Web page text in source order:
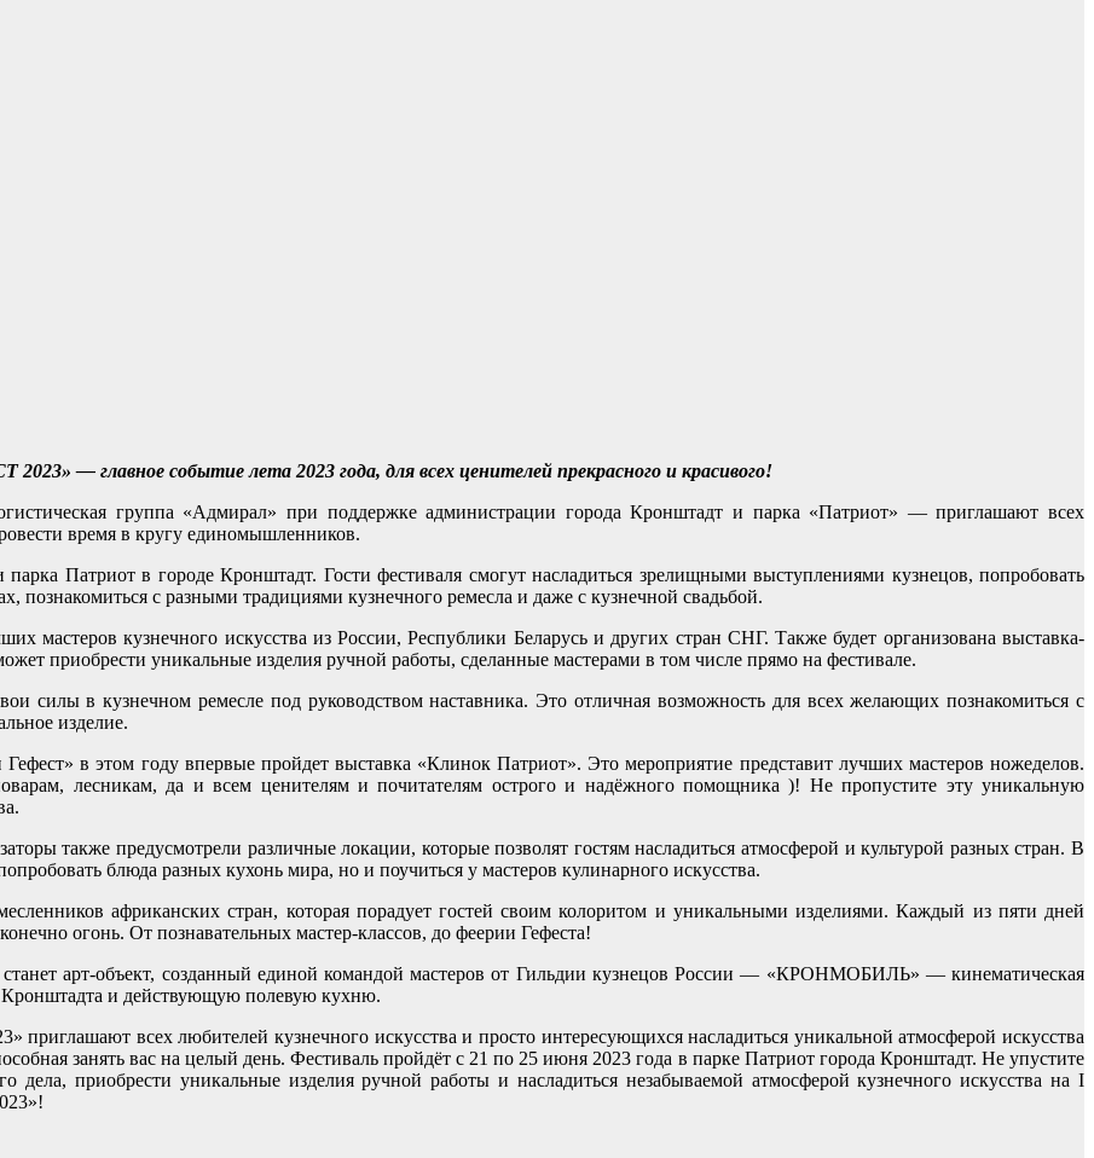
2023» — главное событие лета 2023 года, для всех ценителей прекрасного и красивого!
группа «Адмирал» при поддержке администрации города Кронштадт и парка «Патриот» — приглашают всех
время в кругу единомышленников.
Патриот в городе Кронштадт. Гости фестиваля смогут насладиться зрелищными выступлениями кузнецов, попробовать
познакомиться с разными традициями кузнечного ремесла и даже с кузнечной свадьбой.
мастеров кузнечного искусства из России, Республики Беларусь и других стран СНГ. Также будет организована выставка-
приобрести уникальные изделия ручной работы, сделанные мастерами в том числе прямо на фестивале.
силы в кузнечном ремесле под руководством наставника. Это отличная возможность для всех желающих познакомиться с
изделие.
в этом году впервые пройдет выставка «Клинок Патриот». Это мероприятие представит лучших мастеров ножеделов.
лесникам, да и всем ценителям и почитателям острого и надёжного помощника )! Не пропустите эту уникальную
также предусмотрели различные локации, которые позволят гостям насладиться атмосферой и культурой разных стран. В
блюда разных кухонь мира, но и поучиться у мастеров кулинарного искусства.
африканских стран, которая порадует гостей своим колоритом и уникальными изделиями. Каждый из пяти дней
огонь. От познавательных мастер-классов, до феерии Гефеста!
арт-объект, созданный единой командой мастеров от Гильдии кузнецов России — «КРОНМОБИЛЬ» — кинематическая
Кронштадта и действующую полевую кухню.
всех любителей кузнечного искусства и просто интересующихся насладиться уникальной атмосферой искусства
занять вас на целый день. Фестиваль пройдёт с 21 по 25 июня 2023 года в парке Патриот города Кронштадт. Не упустите
дела, приобрести уникальные изделия ручной работы и насладиться незабываемой атмосферой кузнечного искусства на I